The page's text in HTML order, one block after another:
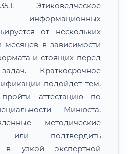
Этиковедческое
информационных
от нескольких
месяцев в зависимости
и стоящих перед
Краткосрочное
подойдёт тем,
аттестацию по
Минюста,
методические
или подтвердить
в узкой экспертной